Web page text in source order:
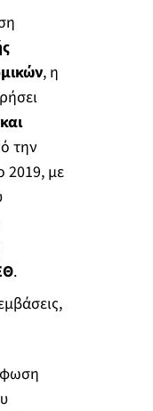
, η
την
2019, με
.